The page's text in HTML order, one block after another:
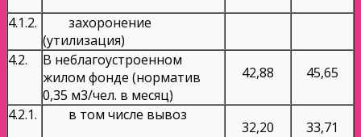
4.1.2.
захоронение
(утилизация)
4.2.
В неблагоустроенном
жилом фонде (норматив
0,35 м3/чел. в месяц)
42,88 45,65
4.2.1. в том числе вывоз
32,20
33,71